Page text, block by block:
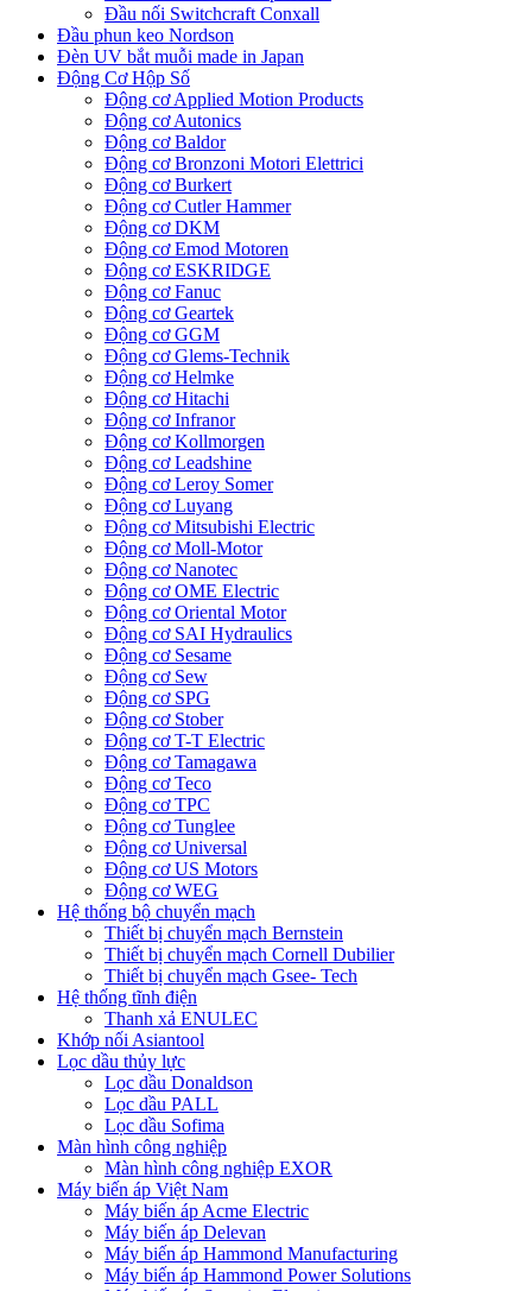
Đầu nối Switchcraft Conxall
Đầu phun keo Nordson
Đèn UV bắt muỗi made in Japan
Động Cơ Hộp Số
Động cơ Applied Motion Products
Động cơ Autonics
Động cơ Baldor
Động cơ Bronzoni Motori Elettrici
Động cơ Burkert
Động cơ Cutler Hammer
Động cơ DKM
Động cơ Emod Motoren
Động cơ ESKRIDGE
Động cơ Fanuc
Động cơ Geartek
Động cơ GGM
Động cơ Glems-Technik
Động cơ Helmke
Động cơ Hitachi
Động cơ Infranor
Động cơ Kollmorgen
Động cơ Leadshine
Động cơ Leroy Somer
Động cơ Luyang
Động cơ Mitsubishi Electric
Động cơ Moll-Motor
Động cơ Nanotec
Động cơ OME Electric
Động cơ Oriental Motor
Động cơ SAI Hydraulics
Động cơ Sesame
Động cơ Sew
Động cơ SPG
Động cơ Stober
Động cơ T-T Electric
Động cơ Tamagawa
Động cơ Teco
Động cơ TPC
Động cơ Tunglee
Động cơ Universal
Động cơ US Motors
Động cơ WEG
Hệ thống bộ chuyển mạch
Thiết bị chuyển mạch Bernstein
Thiết bị chuyển mạch Cornell Dubilier
Thiết bị chuyển mạch Gsee- Tech
Hệ thống tĩnh điện
Thanh xả ENULEC
Khớp nối Asiantool
Lọc dầu thủy lực
Lọc dầu Donaldson
Lọc dầu PALL
Lọc dầu Sofima
Màn hình công nghiệp
Màn hình công nghiệp EXOR
Máy biến áp Việt Nam
Máy biến áp Acme Electric
Máy biến áp Delevan
Máy biến áp Hammond Manufacturing
Máy biến áp Hammond Power Solutions